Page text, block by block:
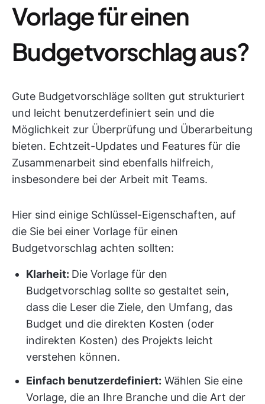
Vorlage für einen
Budgetvorschlag aus?
Gute Budgetvorschläge sollten gut strukturiert
und leicht benutzerdefiniert sein und die
Möglichkeit zur Überprüfung und Überarbeitung
bieten. Echtzeit-Updates und Features für die
Zusammenarbeit sind ebenfalls hilfreich,
insbesondere bei der Arbeit mit Teams.
Hier sind einige Schlüssel-Eigenschaften, auf
die Sie bei einer Vorlage für einen
Budgetvorschlag achten sollten:
Klarheit: Die Vorlage für den
Budgetvorschlag sollte so gestaltet sein,
dass die Leser die Ziele, den Umfang, das
Budget und die direkten Kosten (oder
indirekten Kosten) des Projekts leicht
verstehen können.
Einfach benutzerdefiniert: Wählen Sie eine
Vorlage, die an Ihre Branche und die Art der